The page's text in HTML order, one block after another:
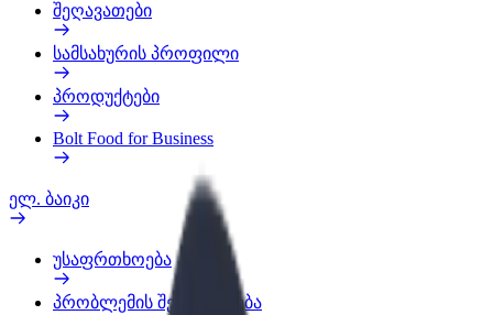
შეღავათები
სამსახურის პროფილი
პროდუქტები
Bolt Food for Business
ელ. ბაიკი
უსაფრთხოება
პრობლემის შეტყობინება